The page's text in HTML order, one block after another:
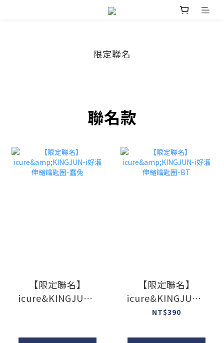
限定聯名
聯名款
【限定聯名】
icure&KINGJUN-i
【限定聯名】
icure&KINGJUN-i
好溜伸縮鑰匙圈-BT
NT$390